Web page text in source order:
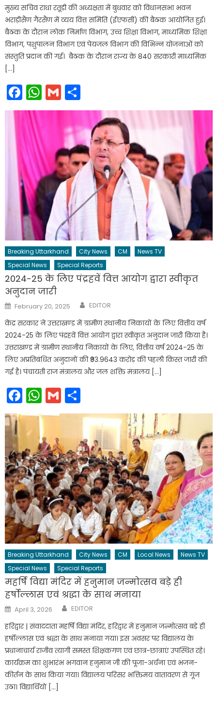
मुख्य सचिव राधा रतूडी की अध्यक्षता में बुधवार को विधानसभा भवन
भराड़ीसैंण गैरसैंण में व्यय वित्त समिति (ईएफसी) की बैठक आयोजित हुई।
बैठक के दौरान लोक निर्माण विभाग, उच्च शिक्षा विभाग, माध्यमिक शिक्षा
विभाग, पशुपालन विभाग एवं पेयजल विभाग की विभिन्न योजनाओं को
संस्तुति प्रदान की गई। बैठक के दौरान राज्य के 840 सरकारी माध्यमिक
[…]
Facebook
WhatsApp
Gmail
Breaking Uttarkhand City News CM
News TV
Special News
Special Reports
2024-25 के लिए पंद्रहवें वित्त आयोग द्वारा स्वीकृत
अनुदान जारी
Posted
on
February 20, 2025 Author
EDITOR
केंद्र सरकार ने उत्तराखण्ड में ग्रामीण स्थानीय निकायों के लिए वित्तीय वर्ष
2024-25 के लिए पंद्रहवें वित्त आयोग द्वारा स्वीकृत अनुदान जारी किया है।
उत्तराखण्ड में ग्रामीण स्थानीय निकायों के लिए, वित्तीय वर्ष 2024-25 के
लिए अप्रतिबंधित अनुदानों की ₹93.9643 करोड़ की पहली किस्त जारी की
गई है। पंचायती राज मंत्रालय और जल शक्ति मंत्रालय […]
Facebook
WhatsApp
Gmail
Breaking Uttarkhand City News CM Local News
News TV
Special News
Special Reports
महर्षि विद्या मंदिर में हनुमान जन्मोत्सव बड़े ही
हर्षोल्लास एवं श्रद्धा के साथ मनाया
Posted
on
April 3, 2026 Author
EDITOR
हरिद्वार | संवाददाता महर्षि विद्या मंदिर, हरिद्वार में हनुमान जन्मोत्सव बड़े ही
हर्षोल्लास एवं श्रद्धा के साथ मनाया गया। इस अवसर पर विद्यालय के
प्रधानाचार्य राजीव त्यागी समस्त शिक्षकगण एवं छात्र-छात्राएं उपस्थित रहे।
कार्यक्रम का शुभारंभ भगवान हनुमान जी की पूजा-अर्चना एवं भजन-
कीर्तन के साथ किया गया। विद्यालय परिसर भक्तिमय वातावरण से गूंज
उठा। विद्यार्थियों […]